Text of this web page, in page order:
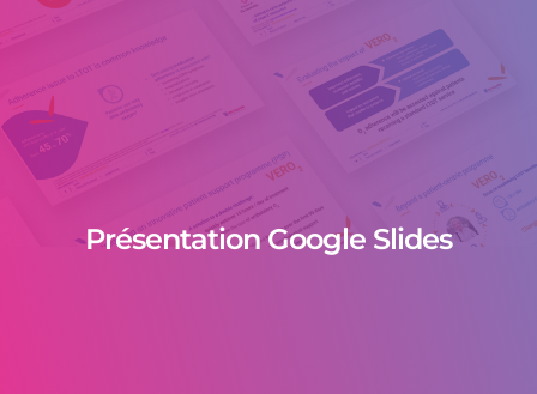
Présentation Google Slides